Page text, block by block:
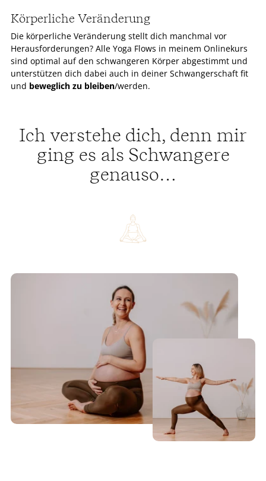
Körperliche Veränderung
Die körperliche Veränderung stellt dich manchmal vor
Herausforderungen? Alle Yoga Flows in meinem Onlinekurs
sind optimal auf den schwangeren Körper abgestimmt und
unterstützen dich dabei auch in deiner Schwangerschaft fit
und beweglich zu bleiben/werden.
Ich verstehe dich, denn mir
ging es als Schwangere
genauso…